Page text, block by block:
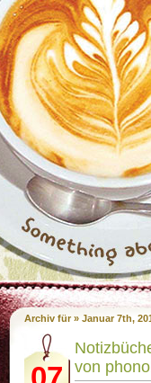
Archiv für » Januar 7th,
von